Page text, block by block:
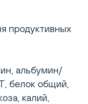
продуктивных
альбумин/
белок общий,
калий,